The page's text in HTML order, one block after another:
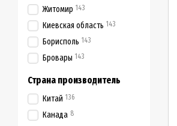
Житомир 143
Киевская область 143
Борисполь 143
Бровары 143
Страна производитель
Китай 136
Канада 8